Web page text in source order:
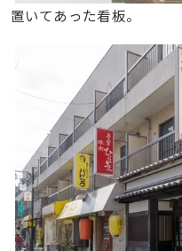
置いてあった看板。